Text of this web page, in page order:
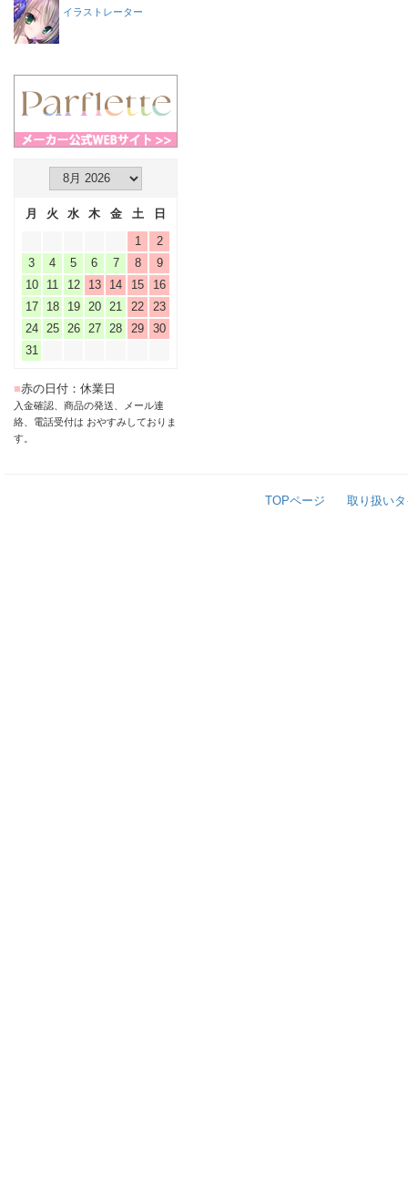
イラストレーター
月 火 水 木 金 土
日
1
2
3
4 5 6 7 8
9
10
11 12 13 14 15
16
17
18 19 20 21 22
23
24
25 26 27 28 29
30
31
■赤の日付：休業日
入金確認、商品の発送、メール連
絡、電話受付は おやすみしておりま
す。
TOPページ 取り扱い